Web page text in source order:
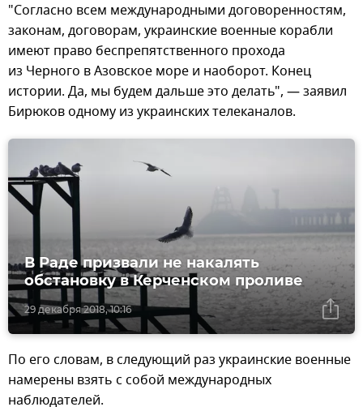
"Согласно всем международными договоренностям,
законам, договорам, украинские военные корабли
имеют право беспрепятственного прохода
из Черного в Азовское море и наоборот. Конец
истории. Да, мы будем дальше это делать", — заявил
Бирюков одному из украинских телеканалов.
29 декабря 2018, 10:16
В Раде призвали не накалять
обстановку в Керченском проливе
По его словам, в следующий раз украинские военные
намерены взять с собой международных
наблюдателей.